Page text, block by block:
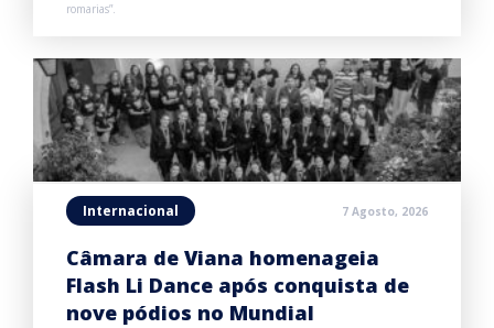
romarias”.
Internacional 7 Agosto, 2026
Câmara de Viana homenageia
Flash Li Dance após conquista de
nove pódios no Mundial